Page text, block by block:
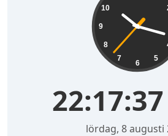
5
6
7
8
9
10
22:17:37
lördag, 8 augusti